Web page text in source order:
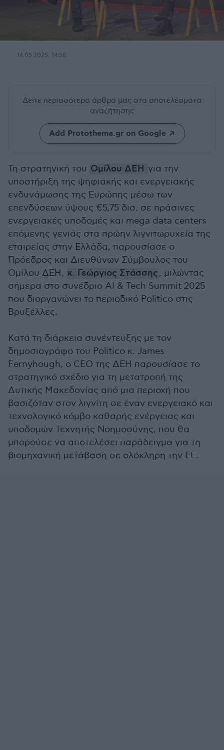
14.05.2025, 14:58
Δείτε περισσότερα άρθρα μας στα αποτελέσματα
αναζήτησης
Add Protothema.gr on Google
Τη στρατηγική του Ομίλου ΔΕΗ για την
υποστήριξη της ψηφιακής και ενεργειακής
ενδυνάμωσης της Ευρώπης μέσω των
επενδύσεων ύψους €5,75 δισ. σε πράσινες
ενεργειακές υποδομές και mega data centers
επόμενης γενιάς στα πρώην λιγνιτωρυχεία της
εταιρείας στην Ελλάδα, παρουσίασε ο
Πρόεδρος και Διευθύνων Σύμβουλος του
Ομίλου ΔΕΗ, κ. Γεώργιος Στάσσης, μιλώντας
σήμερα στο συνέδριο AI & Tech Summit 2025
που διοργανώνει το περιοδικό Politico στις
Βρυξέλλες.
Κατά τη διάρκεια συνέντευξης με τον
δημοσιογράφο του Politico κ. James
Fernyhough, ο CEO της ΔΕΗ παρουσίασε το
στρατηγικό σχέδιο για τη μετατροπή της
Δυτικής Μακεδονίας από μια περιοχή που
βασιζόταν στον λιγνίτη σε έναν ενεργειακό και
τεχνολογικό κόμβο καθαρής ενέργειας και
υποδομών Τεχνητής Νοημοσύνης, που θα
μπορούσε να αποτελέσει παράδειγμα για τη
βιομηχανική μετάβαση σε ολόκληρη την ΕΕ.